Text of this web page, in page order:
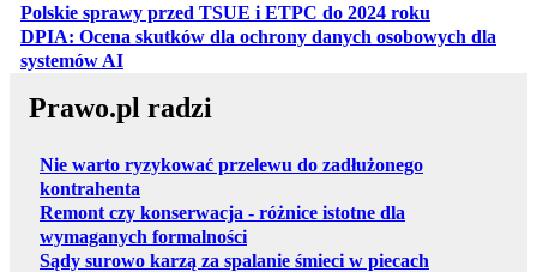
Polskie sprawy przed TSUE i ETPC do 2024 roku
DPIA: Ocena skutków dla ochrony danych osobowych dla
systemów AIotwiera się w nowej karcie
Prawo.pl radzi
Nie warto ryzykować przelewu do zadłużonego
kontrahenta
Remont czy konserwacja - różnice istotne dla
wymaganych formalności
Sądy surowo karzą za spalanie śmieci w piecach